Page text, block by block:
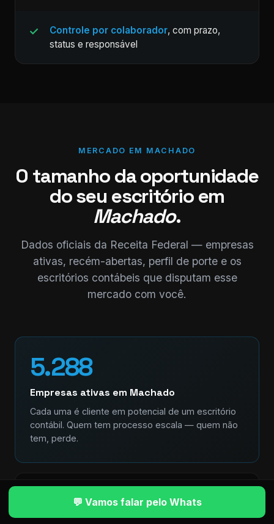
Controle por colaborador, com prazo,
status e responsável
MERCADO EM MACHADO
O tamanho da oportunidade
do seu escritório em
Machado.
Dados oficiais da Receita Federal — empresas
ativas, recém-abertas, perfil de porte e os
escritórios contábeis que disputam esse
mercado com você.
5.288
Empresas ativas em Machado
Cada uma é cliente em potencial de um escritório
contábil. Quem tem processo escala — quem não
tem, perde.
+528💬 Vamos falar pelo Whats